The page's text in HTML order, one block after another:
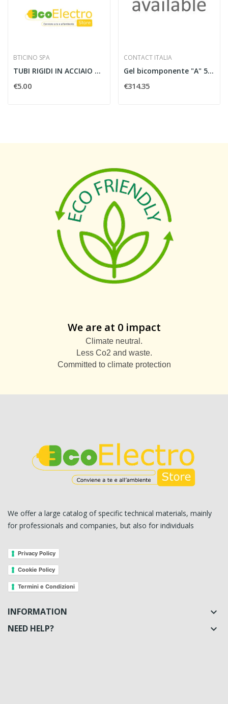
BTICINO SPA
TUBI RIGIDI IN ACCIAIO ZINCATO TAZ DIAMETRO...
€5.00
CONTACT ITALIA
Gel bicomponente "A" 5 lt + "B" 5 lt
€314.35
We are at 0 impact
Climate neutral.
Less Co2 and waste.
Committed to climate protection
We offer a large catalog of specific technical materials, mainly
for professionals and companies, but also for individuals
Privacy Policy
Cookie Policy
Termini e Condizioni
INFORMATION 
NEED HELP? 